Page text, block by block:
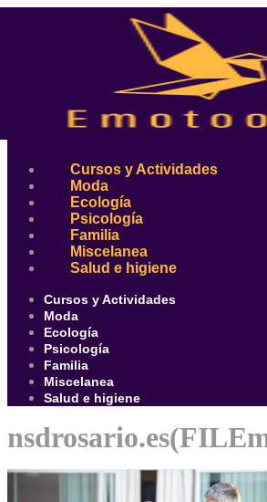
Cursos y Actividades
Moda
Ecología
Psicología
Familia
Miscelanea
Salud e higiene
Cursos y Actividades
Moda
Ecología
Psicología
Familia
Miscelanea
Salud e higiene